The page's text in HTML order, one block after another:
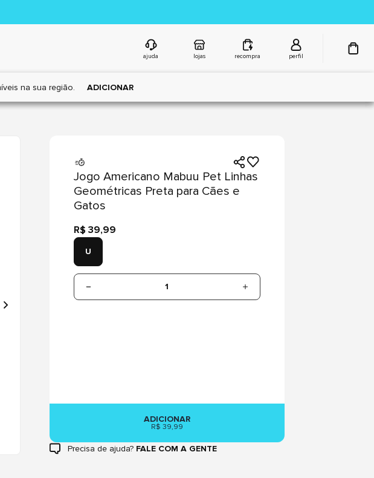
ajuda lojas recompra perfil
na sua região. ADICIONAR
Jogo Americano Mabuu Pet Linhas
Geométricas Preta para Cães e
Gatos
R$ 39,99
U
1
ADICIONAR
R$ 39,99
Precisa de ajuda? FALE COM A GENTE